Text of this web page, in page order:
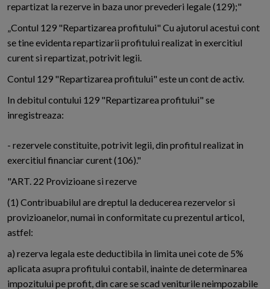
repartizat la rezerve in baza unor prevederi legale (129);"
„Contul 129 "Repartizarea profitului" Cu ajutorul acestui cont
se tine evidenta repartizarii profitului realizat in exercitiul
curent si repartizat, potrivit legii.
Contul 129 "Repartizarea profitului" este un cont de activ.
In debitul contului 129 "Repartizarea profitului" se
inregistreaza:
- rezervele constituite, potrivit legii, din profitul realizat in
exercitiul financiar curent (106)."
"ART. 22 Provizioane si rezerve
(1) Contribuabilul are dreptul la deducerea rezervelor si
provizioanelor, numai in conformitate cu prezentul articol,
astfel:
a) rezerva legala este deductibila in limita unei cote de 5%
aplicata asupra profitului contabil, inainte de determinarea
impozitului pe profit, din care se scad veniturile neimpozabile